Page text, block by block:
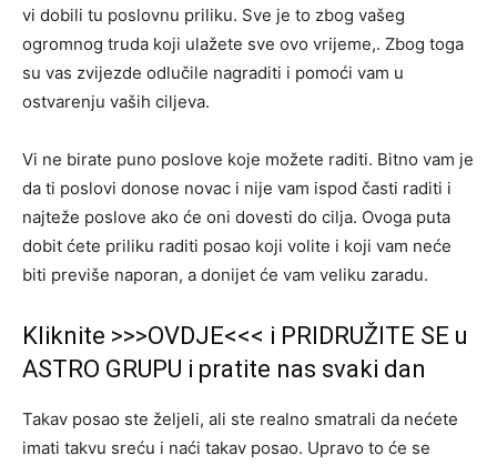
vi dobili tu poslovnu priliku. Sve je to zbog vašeg
ogromnog truda koji ulažete sve ovo vrijeme,. Zbog toga
su vas zvijezde odlučile nagraditi i pomoći vam u
ostvarenju vaših ciljeva.
Vi ne birate puno poslove koje možete raditi. Bitno vam je
da ti poslovi donose novac i nije vam ispod časti raditi i
najteže poslove ako će oni dovesti do cilja. Ovoga puta
dobit ćete priliku raditi posao koji volite i koji vam neće
biti previše naporan, a donijet će vam veliku zaradu.
Kliknite >>>OVDJE<<< i PRIDRUŽITE SE u
ASTRO GRUPU i pratite nas svaki dan
Takav posao ste željeli, ali ste realno smatrali da nećete
imati takvu sreću i naći takav posao. Upravo to će se